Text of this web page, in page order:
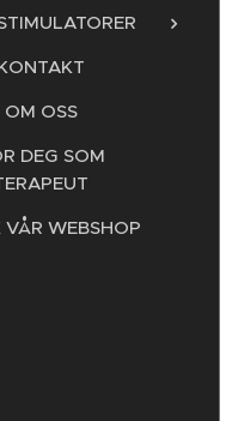
OM OSS
DEG SOM
WEBSHOP